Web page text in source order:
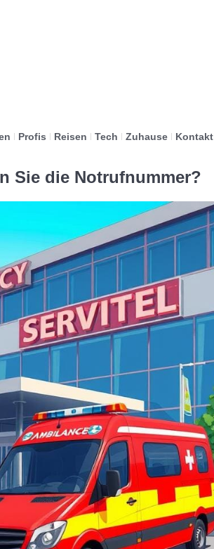
Profis Reisen Tech Zuhause Kontakt
Sie die Notrufnummer?